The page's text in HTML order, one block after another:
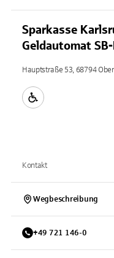
Sparkasse
Geldautomat
Hauptstraße 53, 68794
Kontakt
Wegbeschreibung
+49 721 146-0